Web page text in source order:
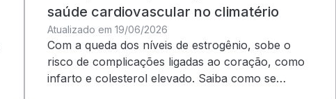
saúde cardiovascular no climatério
Atualizado em 19/06/2026
Com a queda dos níveis de estrogênio, sobe o
risco de complicações ligadas ao coração, como
infarto e colesterol elevado. Saiba como se